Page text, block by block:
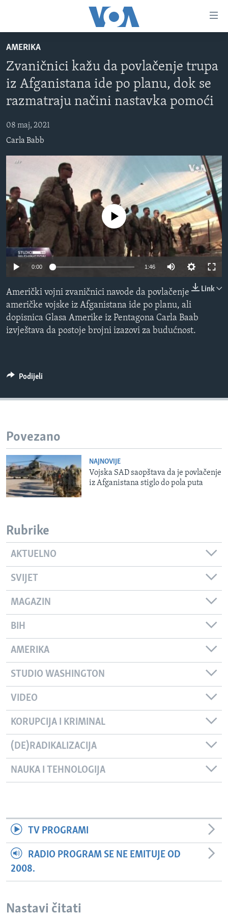
glavni
sadržaj
na
glavnu
Idi
na
VIDEO
FOTOGRAFIJE DANA
SJEDINJENE AMERIČKE DRŽAVE
SVIJET
NAUKA I TEHNOLOGIJA
SPECIJALNI PROJEKTI
KORUPCIJA
SLOBODA MEDIJA
ŽENSKA STRANA
IZBJEGLIČKA STRANA
MAGAZIN
O GLASU AMERIKE
AMERIKA
Zvaničnici kažu da povlačenje trupa
iz Afganistana ide po planu, dok se
razmatraju načini nastavka pomoći
08 maj, 2021
Carla Babb
No media source currently available
0:00 1:46
Link
Američki vojni zvaničnici navode da povlačenje
američke vojske iz Afganistana ide po planu, ali
dopisnica Glasa Amerike iz Pentagona Carla Baab
izvještava da postoje brojni izazovi za budućnost.
Podijeli
Povezano
NAJNOVIJE
Vojska SAD saopštava da je povlačenje
iz Afganistana stiglo do pola puta
Rubrike
AKTUELNO
SVIJET
MAGAZIN
BIH
AMERIKA
STUDIO WASHINGTON
VIDEO
KORUPCIJA I KRIMINAL
(DE)RADIKALIZACIJA
NAUKA I TEHNOLOGIJA
TV PROGRAMI
RADIO PROGRAM SE NE EMITUJE OD
2008.
Nastavi čitati